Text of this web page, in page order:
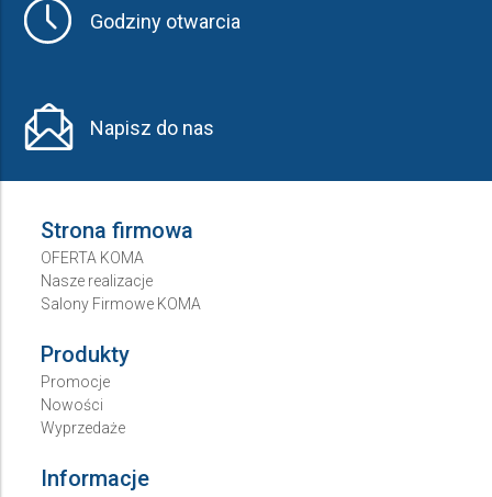
Godziny otwarcia
Napisz do nas
Strona firmowa
OFERTA KOMA
Nasze realizacje
Salony Firmowe KOMA
Produkty
Promocje
Nowości
Wyprzedaże
Informacje